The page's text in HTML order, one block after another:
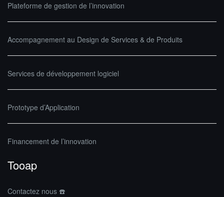
Plateforme de gestion de l’innovation
Accompagnement au Design de Services & de Produits
Services de développement logiciel
Prototype d’Application
Financement de l’innovation
Tooap
Contactez nous ☎️